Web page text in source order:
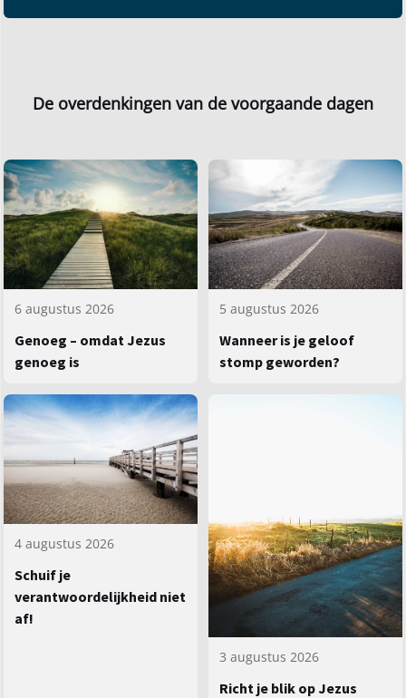
De overdenkingen van de voorgaande dagen
6 augustus 2026
Genoeg – omdat Jezus
genoeg is
5 augustus 2026
Wanneer is je geloof
stomp geworden?
4 augustus 2026
Schuif je
verantwoordelijkheid niet
af!
3 augustus 2026
Richt je blik op Jezus